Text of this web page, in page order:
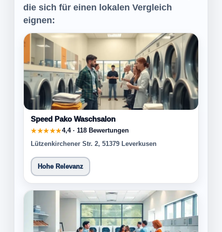
die sich für einen lokalen Vergleich
eignen:
Speed Pako Waschsalon
★★★★★4,4 · 118 Bewertungen
Lützenkirchener Str. 2, 51379 Leverkusen
Hohe Relevanz